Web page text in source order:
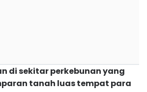
di sekitar perkebunan yang
tanah luas tempat para